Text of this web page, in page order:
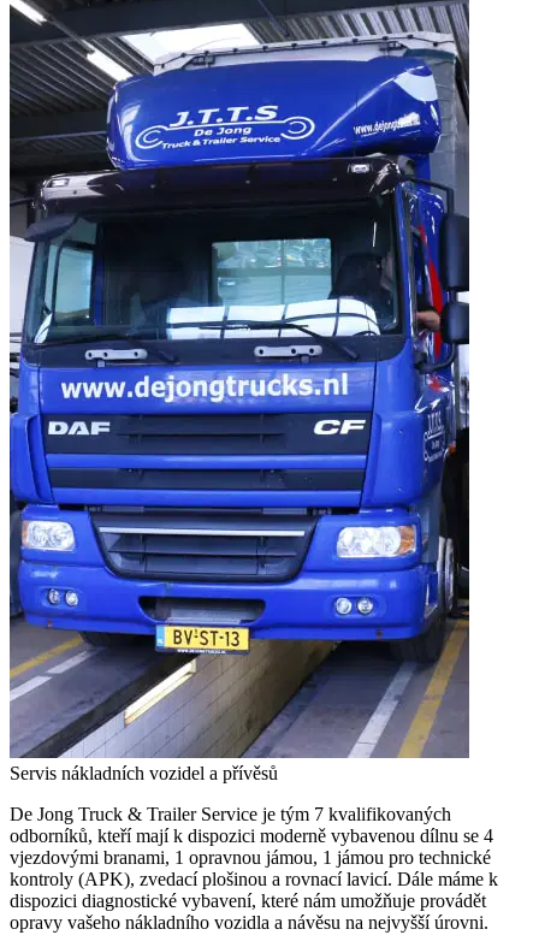
Servis nákladních vozidel a přívěsů
De Jong Truck & Trailer Service je tým 7 kvalifikovaných
odborníků, kteří mají k dispozici moderně vybavenou dílnu se 4
vjezdovými branami, 1 opravnou jámou, 1 jámou pro technické
kontroly (APK), zvedací plošinou a rovnací lavicí. Dále máme k
dispozici diagnostické vybavení, které nám umožňuje provádět
opravy vašeho nákladního vozidla a návěsu na nejvyšší úrovni.